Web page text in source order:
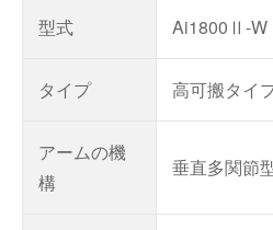
型式 Ai1800Ⅱ-W
タイプ 高可搬タイ
アームの機
構
垂直多関節